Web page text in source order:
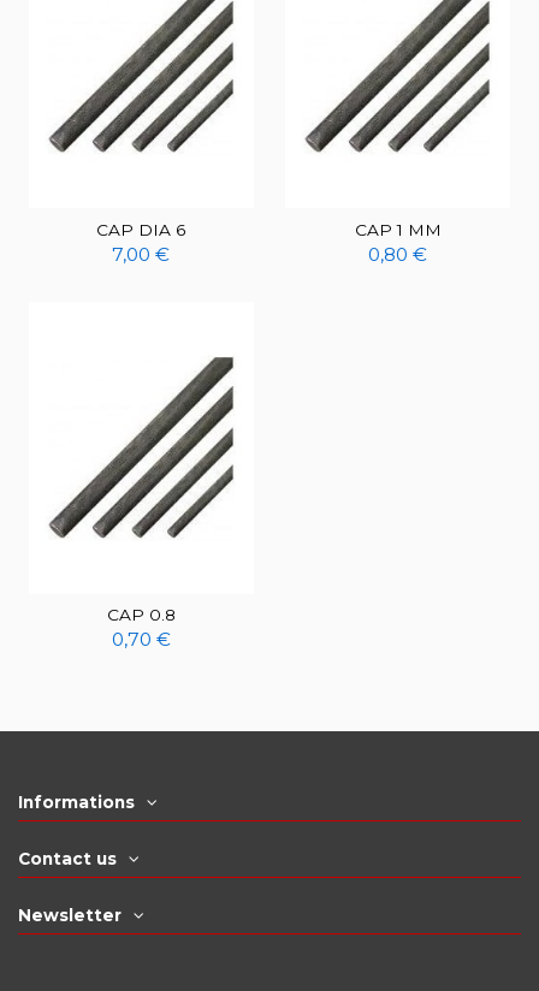
CAP DIA 6
7,00 €
CAP 1 MM
0,80 €
CAP 0.8
0,70 €
Informations
Contact us
Newsletter